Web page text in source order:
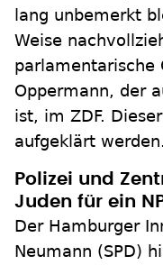
lang unbemerkt
Weise
parlamentarische
Oppermann, der
ist, im ZDF.
aufgeklärt werden.
Polizei und
Juden für ein
Der Hamburger
Neumann (SPD)